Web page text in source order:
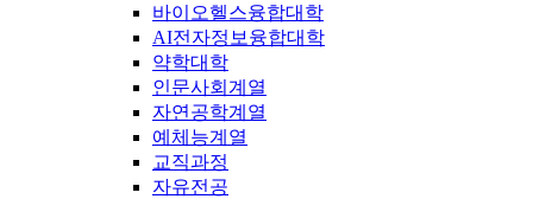
바이오헬스융합대학
AI전자정보융합대학
약학대학
인문사회계열
자연공학계열
예체능계열
교직과정
자유전공